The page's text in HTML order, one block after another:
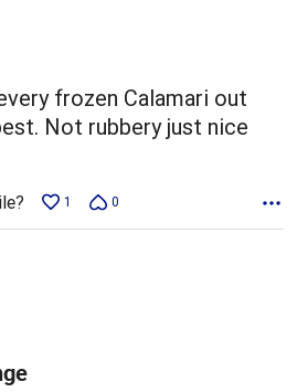
frozen Calamari out
Not rubbery just nice
1 0